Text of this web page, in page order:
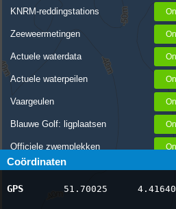
KNRM-reddingstations
Zeeweermetingen
Actuele waterdata
Actuele waterpeilen
Vaargeulen
Blauwe Golf: ligplaatsen
Officiele zwemplekken
Stremmingen/hinder
AIS scheepsposities
Coördinaten
GPS 51.70025 4.41640